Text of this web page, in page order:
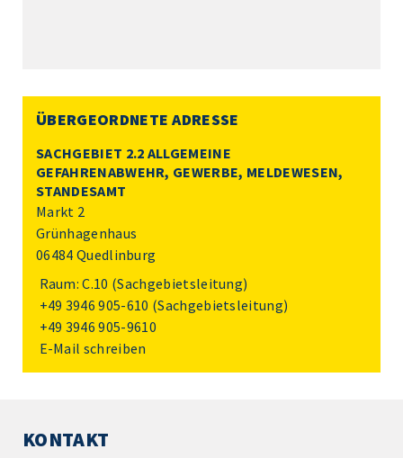
ÜBERGEORDNETE ADRESSE
SACHGEBIET 2.2 ALLGEMEINE
GEFAHRENABWEHR, GEWERBE, MELDEWESEN,
STANDESAMT
Markt 2
Grünhagenhaus
06484 Quedlinburg
Raum: C.10 (Sachgebietsleitung)
+49 3946 905-610 (Sachgebietsleitung)
+49 3946 905-9610
E-Mail schreiben
KONTAKT